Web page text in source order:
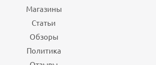
Магазины
Статьи
Обзоры
Политика